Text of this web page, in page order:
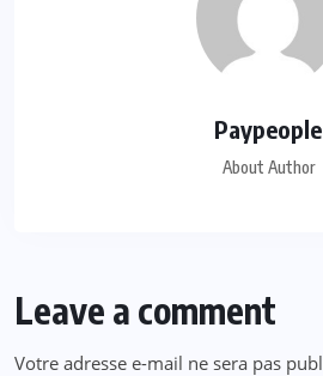
Paypeople
About Author
Leave a comment
Votre adresse e-mail ne sera pas